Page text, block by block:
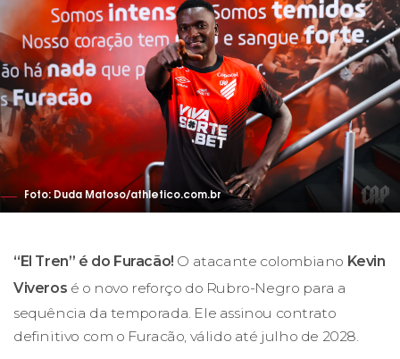
Foto: Duda Matoso/athletico.com.br
“El Tren” é do Furacão! O atacante colombiano Kevin
Viveros é o novo reforço do Rubro-Negro para a
sequência da temporada. Ele assinou contrato
definitivo com o Furacão, válido até julho de 2028.